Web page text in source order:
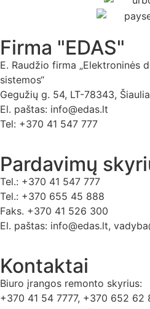
Firma "EDAS"
E. Raudžio firma „Elektroninės
sistemos“
Gegužių g. 54, LT-78343,
El. paštas: info@edas.lt
Tel: +370 41 547 777
Pardavimų
Tel.: +370 41 547 777
Tel.: +370 655 45 888
Faks. +370 41 526 300
El. paštas: info@edas.lt,
Kontaktai
Biuro įrangos remonto skyrius:
+370 41 54 7777, +370 652 62